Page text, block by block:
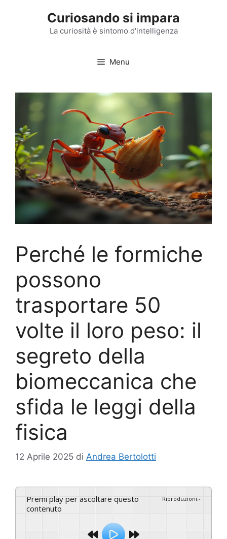
Curiosando si impara
La curiosità è sintomo d'intelligenza
Menu
Perché le formiche
possono
trasportare 50
volte il loro peso: il
segreto della
biomeccanica che
sfida le leggi della
fisica
12 Aprile 2025 di Andrea Bertolotti
Premi play per ascoltare questo
contenuto
Riproduzioni:-